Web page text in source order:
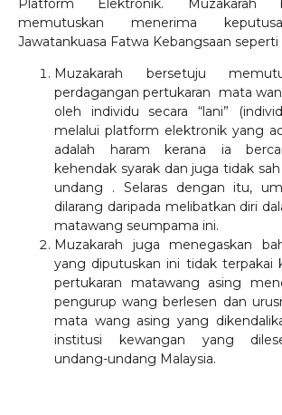
Platform Elektronik. Muzakarah
memutuskan menerima
Jawatankuasa Fatwa Kebangsaan seperti
Muzakarah bersetuju
perdagangan pertukaran mata
oleh individu secara “lani”
melalui platform elektronik yang
adalah haram kerana ia
kehendak syarak dan juga tidak
undang . Selaras dengan itu,
dilarang daripada melibatkan diri
matawang seumpama ini.
Muzakarah juga menegaskan
yang diputuskan ini tidak terpakai
pertukaran matawang asing
pengurup wang berlesen dan
mata wang asing yang
institusi kewangan yang
undang-undang Malaysia.